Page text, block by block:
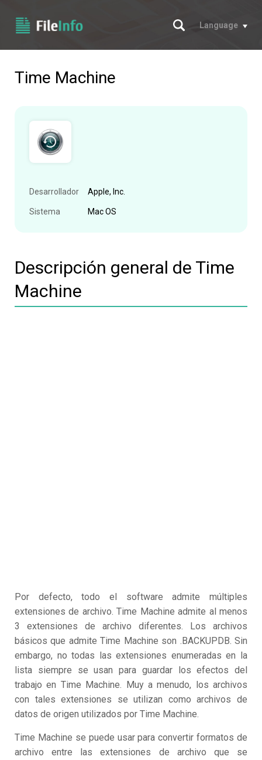
Buscar
Language
Time Machine
Desarrollador Apple, Inc.
Sistema Mac OS
Descripción general de Time
Machine
Por defecto, todo el software admite múltiples
extensiones de archivo. Time Machine admite al menos
3 extensiones de archivo diferentes. Los archivos
básicos que admite Time Machine son .BACKUPDB. Sin
embargo, no todas las extensiones enumeradas en la
lista siempre se usan para guardar los efectos del
trabajo en Time Machine. Muy a menudo, los archivos
con tales extensiones se utilizan como archivos de
datos de origen utilizados por Time Machine.
Time Machine se puede usar para convertir formatos de
archivo entre las extensiones de archivo que se